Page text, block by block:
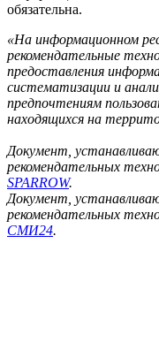
обязательна.
«На информационном
рекомендательные
предоставления
систематизации и
предпочтениям
находящихся на
Документ,
рекомендательных
SPARROW.
Документ,
рекомендательных
СМИ24.